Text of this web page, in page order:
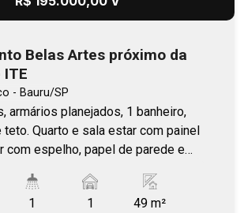
Belas Artes próximo da
- Bauru/SP
armários planejados, 1 banheiro,
teto. Quarto e sala estar com painel
com espelho, papel de parede e
1 1 49 m²